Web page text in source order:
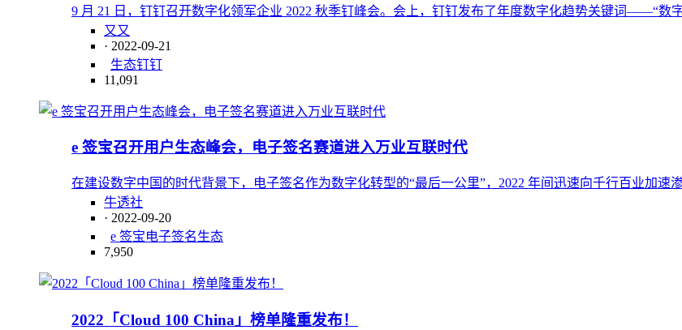
9 月 21 日，钉钉召开数字化领军企业 2022 秋季钉峰会。会上，钉钉发布了年度数字化趋势关键词——“数
又又
· 2022-09-21
生态钉钉
11,091
​e 签宝召开用户生态峰会，电子签名赛道进入万业互联时代
在建设数字中国的时代背景下，电子签名作为数字化转型的“最后一公里”，2022 年间迅速向千行百业加速
牛透社
· 2022-09-20
e 签宝电子签名生态
7,950
2022「Cloud 100 China」榜单隆重发布！